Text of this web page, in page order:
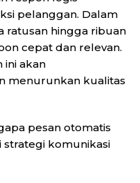
pelanggan. Dalam
ratusan hingga ribuan
cepat dan relevan.
ini akan
menurunkan kualitas
pesan otomatis
strategi komunikasi